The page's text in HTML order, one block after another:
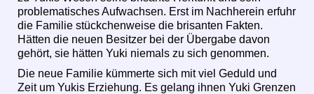
problematisches Aufwachsen. Erst im Nachherein erfuhr
die Familie stückchenweise die brisanten Fakten.
Hätten die neuen Besitzer bei der Übergabe davon
gehört, sie hätten Yuki niemals zu sich genommen.
Die neue Familie kümmerte sich mit viel Geduld und
Zeit um Yukis Erziehung. Es gelang ihnen Yuki Grenzen